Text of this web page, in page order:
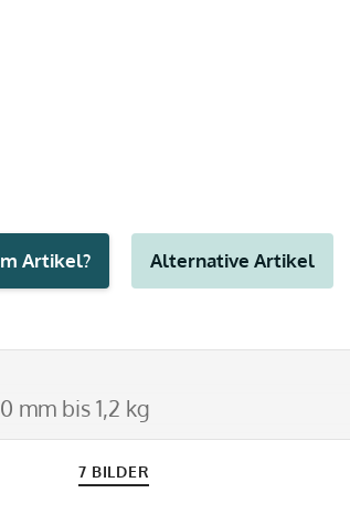
Artikel? Alternative Artikel
mm bis 1,2 kg
7 BILDER